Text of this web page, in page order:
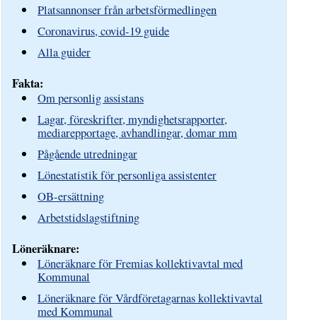
Platsannonser från arbetsförmedlingen
Coronavirus, covid-19 guide
Alla guider
Fakta:
Om personlig assistans
Lagar, föreskrifter, myndighetsrapporter,
mediarepportage, avhandlingar, domar mm
Pågående utredningar
Lönestatistik för personliga assistenter
OB-ersättning
Arbetstidslagstiftning
Löneräknare:
Löneräknare för Fremias kollektivavtal med
Kommunal
Löneräknare för Vårdföretagarnas kollektivavtal
med Kommunal